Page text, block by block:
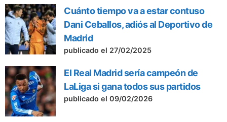
Cuánto tiempo va a estar contuso
Dani Ceballos, adiós al Deportivo de
Madrid
publicado el 27/02/2025
El Real Madrid sería campeón de
LaLiga si gana todos sus partidos
publicado el 09/02/2026